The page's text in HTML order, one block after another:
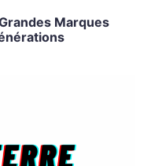
Marques